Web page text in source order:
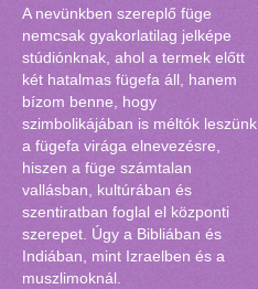
A nevünkben szereplő füge
nemcsak gyakorlatilag jelképe
stúdiónknak, ahol a termek előtt
két hatalmas fügefa áll, hanem
bízom benne, hogy
szimbolikájában is méltók leszünk
a fügefa virága elnevezésre,
hiszen a füge számtalan
vallásban, kultúrában és
szentiratban foglal el központi
szerepet. Úgy a Bibliában és
Indiában, mint Izraelben és a
muszlimoknál.